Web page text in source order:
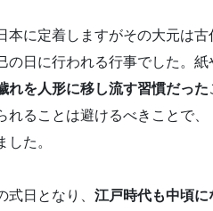
本に定着しますがその大元は
の日に行われる行事でした。
れを人形に移し流す習慣だった
ることは避けるべきことで、
た。
日となり、 江戸時代も中頃